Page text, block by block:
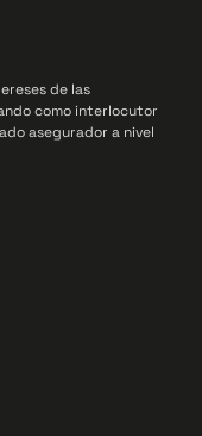
de las
como interlocutor
asegurador a nivel